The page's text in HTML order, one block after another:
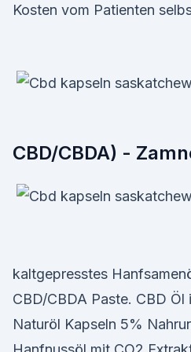
Kosten vom Patienten
CBD/CBDA) -
kaltgepresstes
CBD/CBDA Paste. CBD
Naturöl Kapseln 5%